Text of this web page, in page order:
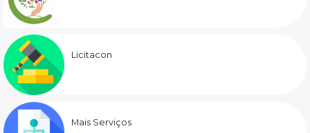
Licitacon
Mais Serviços